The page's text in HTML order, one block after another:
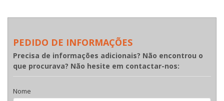
PEDIDO DE INFORMAÇÕES
Precisa de informações adicionais? Não encontrou o
que procurava? Não hesite em contactar-nos:
Nome